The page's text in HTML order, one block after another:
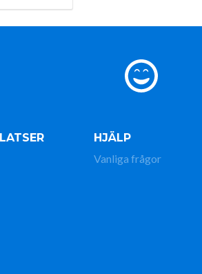
HJÄLP
Vanliga frågor